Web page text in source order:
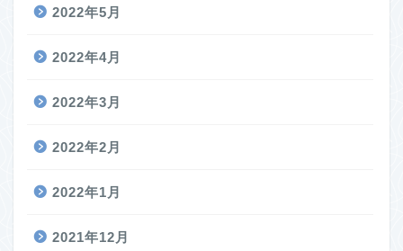
2022年5月
2022年4月
2022年3月
2022年2月
2022年1月
2021年12月